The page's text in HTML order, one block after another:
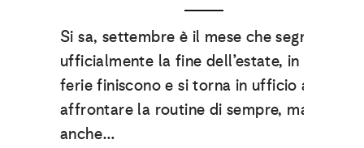
Si sa, settembre è il mese che segna
ufficialmente la fine dell’estate, in cui le
ferie finiscono e si torna in ufficio ad
affrontare la routine di sempre, ma è
anche…